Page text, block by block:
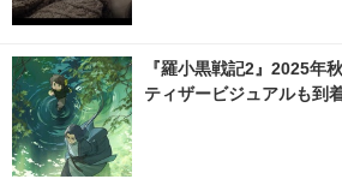
『羅小黒戦記2』2025年
ティザービジュアルも到